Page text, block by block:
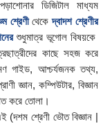
শ্রেণী থেকে দ্বাদশ শ্রেণীর
শুধুমাত্র ভূগোল বিষয়কে
কাছে সহজ করে
গাইড, আশ্চর্যজনক তথ্য,
জ্ঞান, কম্পিউটার, বিজ্ঞান
করে তোলা।
শ্রেণী ভৌত বিজ্ঞান |